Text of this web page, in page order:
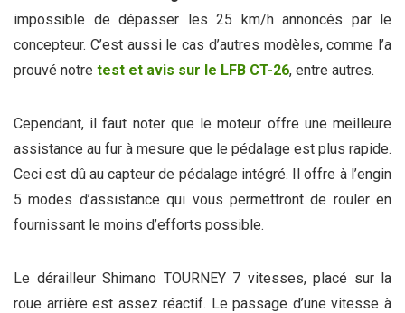
impossible de dépasser les 25 km/h annoncés par le
concepteur. C’est aussi le cas d’autres modèles, comme l’a
prouvé notre test et avis sur le LFB CT-26, entre autres.
Cependant, il faut noter que le moteur offre une meilleure
assistance au fur à mesure que le pédalage est plus rapide.
Ceci est dû au capteur de pédalage intégré. Il offre à l’engin
5 modes d’assistance qui vous permettront de rouler en
fournissant le moins d’efforts possible.
Le dérailleur Shimano TOURNEY 7 vitesses, placé sur la
roue arrière est assez réactif. Le passage d’une vitesse à